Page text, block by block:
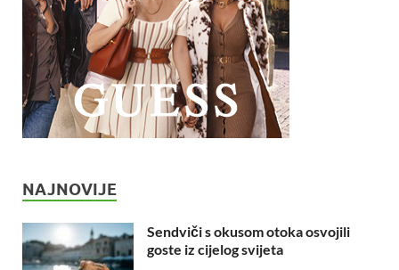
NAJNOVIJE
Sendviči s okusom otoka osvojili
goste iz cijelog svijeta